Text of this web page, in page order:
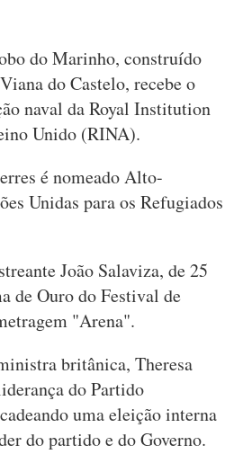
do Marinho, construído
do Castelo, recebe o
naval da Royal Institution
Unido (RINA).
é nomeado Alto-
Unidas para os Refugiados
João Salaviza, de 25
de Ouro do Festival de
"Arena".
britânica, Theresa
do Partido
uma eleição interna
do partido e do Governo.